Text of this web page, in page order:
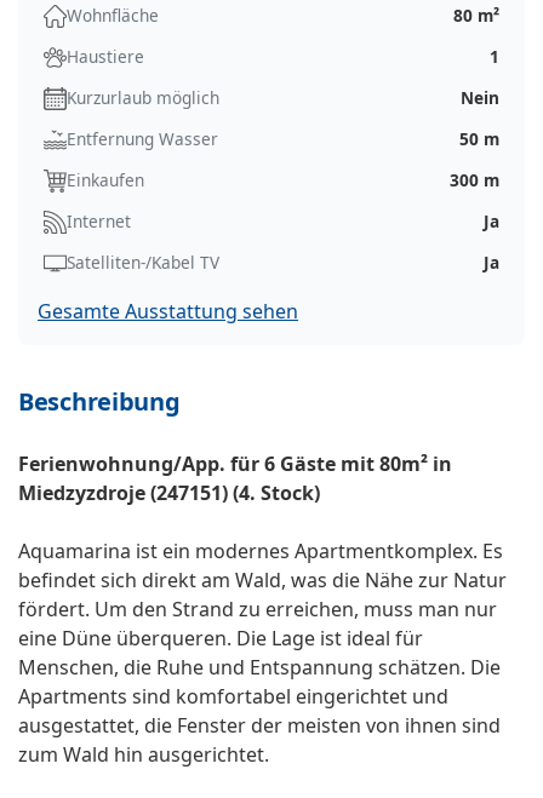
Wohnfläche
80 m²
Haustiere
1
Kurzurlaub möglich
Nein
Entfernung Wasser
50 m
Einkaufen
300 m
Internet
Ja
Satelliten-/Kabel TV
Ja
Gesamte Ausstattung sehen
Beschreibung
Ferienwohnung/App. für 6 Gäste mit 80m² in
Miedzyzdroje (247151) (4. Stock)
Aquamarina ist ein modernes Apartmentkomplex. Es
befindet sich direkt am Wald, was die Nähe zur Natur
fördert. Um den Strand zu erreichen, muss man nur
eine Düne überqueren. Die Lage ist ideal für
Menschen, die Ruhe und Entspannung schätzen. Die
Apartments sind komfortabel eingerichtet und
ausgestattet, die Fenster der meisten von ihnen sind
zum Wald hin ausgerichtet.